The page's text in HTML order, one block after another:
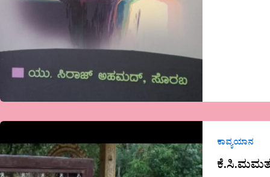
ಕಾವ್ಯಯಾನ
ಕೆ.ಸಿ.ಮಮತ
ಅವರ
ಕವಿತೆ-